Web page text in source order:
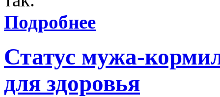
Подробнее
Статус мужа-
для здоровья